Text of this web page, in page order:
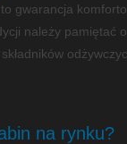
gwarancja
należy pamiętać
na rynku?